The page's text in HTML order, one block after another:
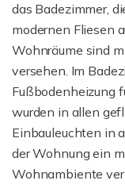
das Badezimmer,
modernen Fliesen
Wohnräume sind
versehen. Im
Fußbodenheizung
wurden in allen
Einbauleuchten in
der Wohnung ein
Wohnambiente